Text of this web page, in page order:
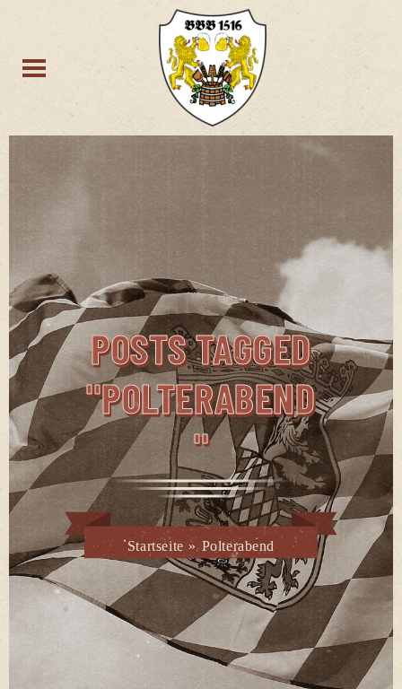
POSTS TAGGED
"POLTERABEND
"
Startseite »Polterabend